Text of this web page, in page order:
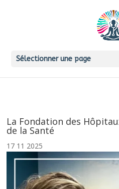
Sélectionner une page
La Fondation des
de la Santé
17 11 2025